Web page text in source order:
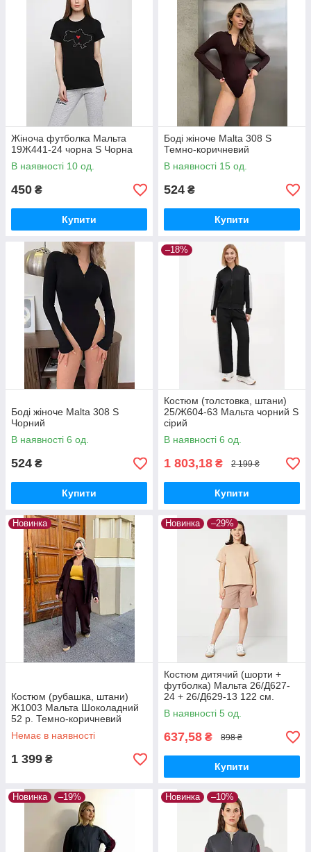
Жіноча футболка Мальта
19Ж441-24 чорна S Чорна
В наявності 10 од.
450 ₴
Купити
Боді жіноче Мalta 308 S
Темно-коричневий
В наявності 15 од.
524 ₴
Купити
Боді жіноче Мalta 308 S
Чорний
В наявності 6 од.
524 ₴
Купити
–18%
Костюм (толстовка, штани)
25/Ж604-63 Мальта чорний S
сірий
В наявності 6 од.
1 803,18 ₴ 2 199 ₴
Купити
Новинка
Костюм (рубашка, штани)
Ж1003 Мальта Шоколадний
52 р. Темно-коричневий
Немає в наявності
1 399 ₴
Новинка –29%
Костюм дитячий (шорти +
футболка) Мальта 26/Д627-
24 + 26/Д629-13 122 см.
Бежевий
В наявності 5 од.
637,58 ₴ 898 ₴
Купити
Новинка –19% Новинка –10%